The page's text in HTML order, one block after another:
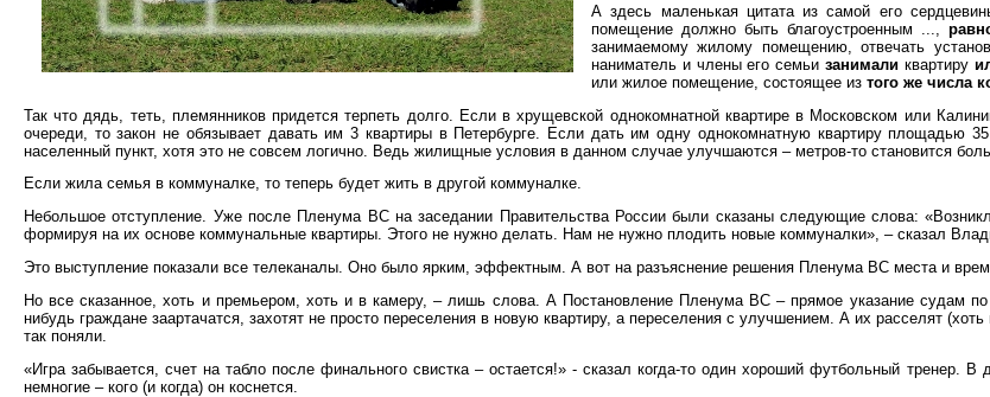
А здесь маленькая цитата из самой его
помещение должно быть благоустроенным ...,
занимаемому жилому помещению, отвечать
наниматель и члены его семьи занимали квартиру
или жилое помещение, состоящее из того же числа
Так что дядь, теть, племянников придется терпеть долго. Если в хрущевской однокомнатной квартире в Московском или
очереди, то закон не обязывает давать им 3 квартиры в Петербурге. Если дать им одну однокомнатную квартиру площадью
населенный пункт, хотя это не совсем логично. Ведь жилищные условия в данном случае улучшаются – метров-то становится
Если жила семья в коммуналке, то теперь будет жить в другой коммуналке.
Небольшое отступление. Уже после Пленума ВС на заседании Правительства России были сказаны следующие слова:
формируя на их основе коммунальные квартиры. Этого не нужно делать. Нам не нужно плодить новые коммуналки», – сказал
Это выступление показали все телеканалы. Оно было ярким, эффектным. А вот на разъяснение решения Пленума ВС места и
Но все сказанное, хоть и премьером, хоть и в камеру, – лишь слова. А Постановление Пленума ВС – прямое указание судам
нибудь граждане заартачатся, захотят не просто переселения в новую квартиру, а переселения с улучшением. А их расселят
так поняли.
«Игра забывается, счет на табло после финального свистка – остается!» - сказал когда-то один хороший футбольный тренер.
немногие – кого (и когда) он коснется.